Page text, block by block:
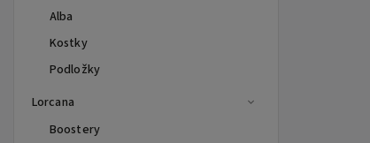
Alba
Kostky
Podložky
Lorcana
Boostery